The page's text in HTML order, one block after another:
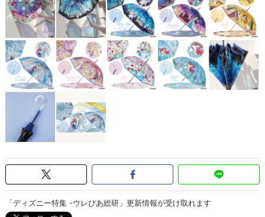
「ディズニー特集 -ウレぴあ総研」更新情報が受け取れます